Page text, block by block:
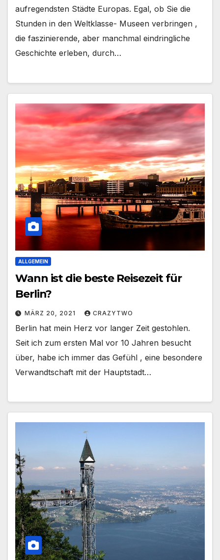
aufregendsten Städte Europas. Egal, ob Sie die
Stunden in den Weltklasse- Museen verbringen ,
die faszinierende, aber manchmal eindringliche
Geschichte erleben, durch…
ALLGEMEIN
Wann ist die beste Reisezeit für
Berlin?
MÄRZ 20, 2021 CRAZYTWO
Berlin hat mein Herz vor langer Zeit gestohlen.
Seit ich zum ersten Mal vor 10 Jahren besucht
über, habe ich immer das Gefühl , eine besondere
Verwandtschaft mit der Hauptstadt…